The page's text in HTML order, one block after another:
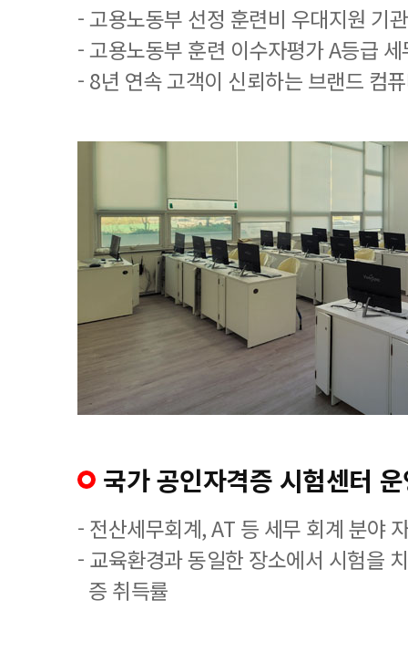
- 고용노동부 선정 훈련비 우대지원 기관
- 고용노동부 훈련 이수자평가 A등급
- 8년 연속 고객이 신뢰하는 브랜드 컴
국가 공인자격증 시험센터
- 전산세무회계, AT 등 세무 회계 분야
- 교육환경과 동일한 장소에서 시험을
증 취득률